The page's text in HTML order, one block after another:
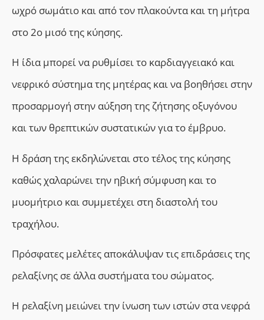
ωχρό σωμάτιο και από τον πλακούντα και τη μήτρα
στο 2ο μισό της κύησης.
Η ίδια μπορεί να ρυθμίσει το καρδιαγγειακό και
νεφρικό σύστημα της μητέρας και να βοηθήσει στην
προσαρμογή στην αύξηση της ζήτησης οξυγόνου
και των θρεπτικών συστατικών για το έμβρυο.
Η δράση της εκδηλώνεται στο τέλος της κύησης
καθώς χαλαρώνει την ηβική σύμφυση και το
μυομήτριο και συμμετέχει στη διαστολή του
τραχήλου.
Πρόσφατες μελέτες αποκάλυψαν τις επιδράσεις της
ρελαξίνης σε άλλα συστήματα του σώματος.
Η ρελαξίνη μειώνει την ίνωση των ιστών στα νεφρά